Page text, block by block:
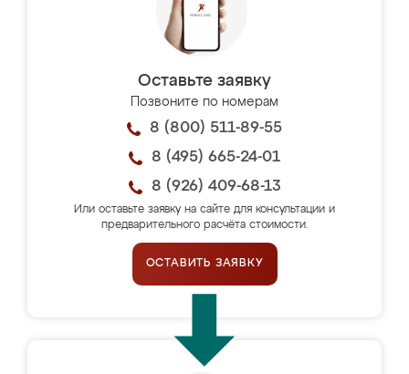
Оставьте заявку
Позвоните по номерам
8 (800) 511-89-55
8 (495) 665-24-01
8 (926) 409-68-13
Или оставьте заявку на сайте для консультации и
предварительного расчёта стоимости.
ОСТАВИТЬ ЗАЯВКУ